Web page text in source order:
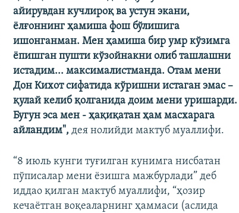
айирувдан кучлироқ ва устун экани,
ëлғоннинг ҳамиша фош бўлишига
ишонганман. Мен ҳамиша бир умр кўзимга
ëпишган пушти кўзойнакни олиб ташлашни
истадим... максималистманда. Отам мени
Дон Кихот сифатида кўришни истаган эмас –
қулай келиб қолганида доим мени уришарди.
Бугун эса мен - ҳақиқатан ҳам масхарага
айландим", дея нолийди мактуб муаллифи.
“8 июль кунги туғилган кунимга нисбатан
пўписалар мени ëзишга мажбурлади” деб
иддао қилган мактуб муаллифи, “ҳозир
кечаëтган воқеаларнинг ҳаммаси (аслида